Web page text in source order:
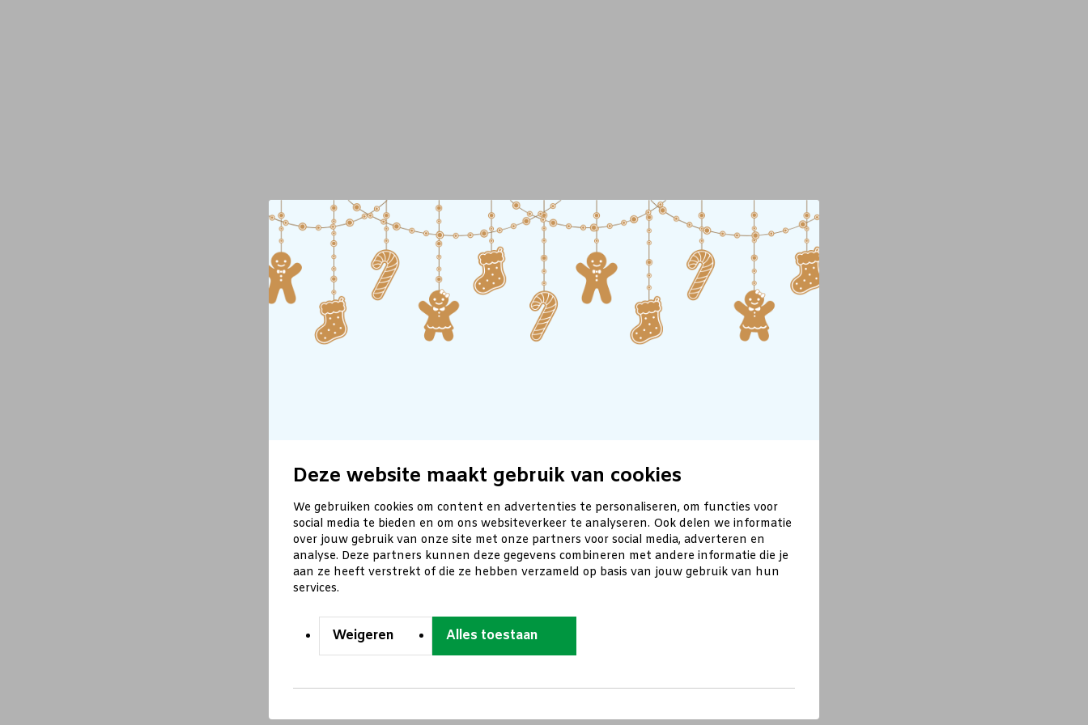
Deze website maakt gebruik van cookies
We gebruiken cookies om content en advertenties te personaliseren, om functies voor
social media te bieden en om ons websiteverkeer te analyseren. Ook delen we informatie
over jouw gebruik van onze site met onze partners voor social media, adverteren en
analyse. Deze partners kunnen deze gegevens combineren met andere informatie die je
aan ze heeft verstrekt of die ze hebben verzameld op basis van jouw gebruik van hun
services.
Weigeren Alles toestaan